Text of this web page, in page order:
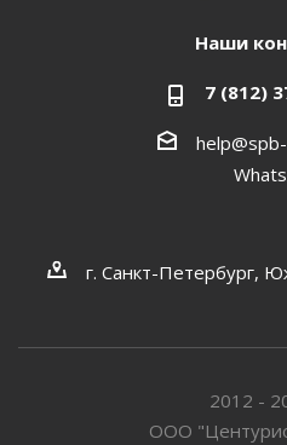
Наши
7 (812)
г. Санкт-Петербург,
2012 -
ООО